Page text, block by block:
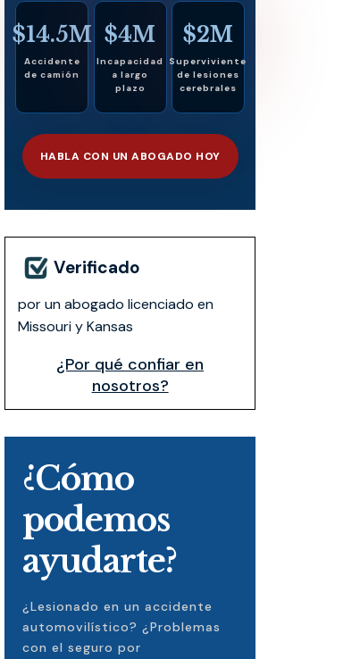
$14.5M
Accidente
de camión
$4M
Incapacidad
a largo
plazo
$2M
Superviviente
de lesiones
cerebrales
HABLA CON UN ABOGADO HOY
Verificado
por un abogado licenciado en
Missouri y Kansas
¿Por qué confiar en
nosotros?
¿Cómo
podemos
ayudarte?
¿Lesionado en un accidente
automovilístico? ¿Problemas
con el seguro por